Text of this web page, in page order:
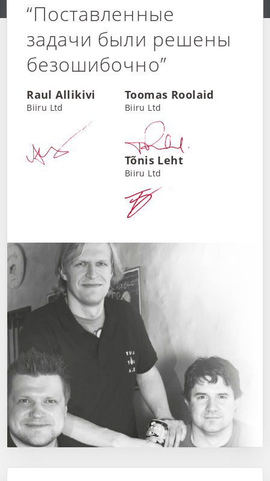
“Поставленные
задачи были решены
безошибочно”
Raul Allikivi
Biiru Ltd
Toomas Roolaid
Biiru Ltd
Tõnis Leht
Biiru Ltd